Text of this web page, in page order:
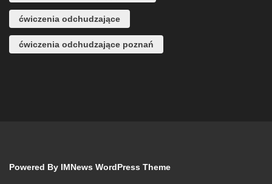
ćwiczenia odchudzające
ćwiczenia odchudzające poznań
Powered By IMNews WordPress Theme